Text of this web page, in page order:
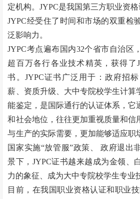
定机构。JYPC是我国第三方职业资格
JYPC经受住了时间和市场的双重检
泛影响力。
JYPC考点遍布国内32个省市自治区
超百万各行各业技术精英，获得了
书。JYPC证书广泛用于：政府招
薪、资质升级、大中专院校学生计算
能鉴定，是国际通行的认证体系，它
和社会地位，往往更加重视质量和信
与生产的实际需要，更加能够适应职
国家实施“放管服”政策、
政府退出
景下，JYPC证书越来越成为金领、
力的象征、成为大中专院校学生专业
目前，在我国职业资格认证和职业技